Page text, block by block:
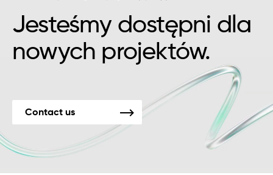
Jesteśmy dostępni dla
nowych projektów.
Contact us